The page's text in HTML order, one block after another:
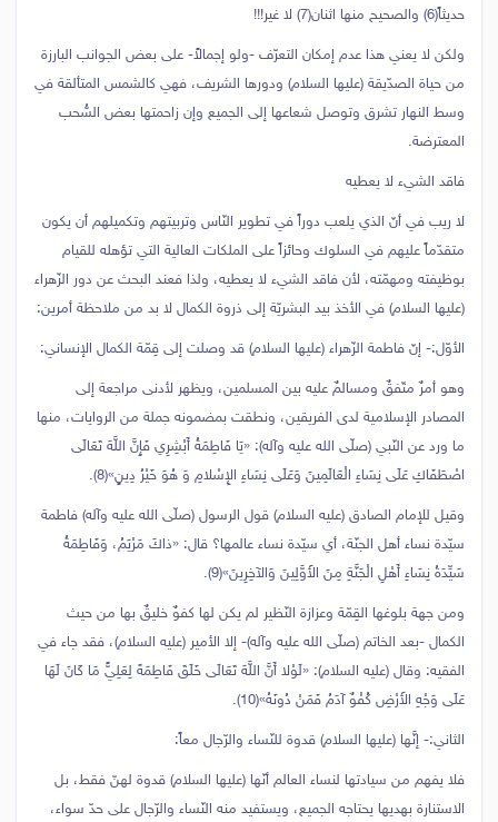
حديثاً(6) والصحيح منها اثنان(7) لا غير!!!
ولكن لا يعني هذا عدم إمكان التعرّف -ولو إجمالاً- على بعض الجوانب البارزة
من حياة الصدّيقة (عليها السلام) ودورها الشريف، فهي كالشمس المتألقة في
وسط النهار تشرق وتوصل شعاعها إلى الجميع وإن زاحمتها بعض السُّحب
المعترضة.
فاقد الشيء لا يعطيه
لا ريب في أنّ الذي يلعب دوراً في تطوير النّاس وتربيتهم وتكميلهم أن يكون
متقدّماً عليهم في السلوك وحائزاً على الملكات العالية التي تؤهله للقيام
بوظيفته ومهمّته، لأن فاقد الشيء لا يعطيه، ولذا فعند البحث عن دور الزّهراء
(عليها السلام) في الأخذ بيد البشريّة إلى ذروة الكمال لا بد من ملاحظة أمرين:
الأوّل:- إنّ فاطمة الزّهراء (عليها السلام) قد وصلت إلى قِمّة الكمال الإنساني:
وهو أمرٌ متّفقٌ ومسالمٌ عليه بين المسلمين، ويظهر لأدنى مراجعة إلى
المصادر الإسلامية لدى الفريقين، ونطقت بمضمونه جملة من الروايات، منها
ما ورد عن النّبي (صلّى الله عليه وآله): «يَا فَاطِمَةُ أَبْشِرِي فَإِنَّ اللَّهَ تَعَالَى
اصْطَفَاكِ عَلَى نِسَاءِ الْعَالَمِينَ وَعَلَى نِسَاءِ الإِسْلامِ وَ هُوَ خَيْرُ دِينٍ»(8).
وقيل للإمام الصادق (عليه السلام) قول الرسول (صلّى الله عليه وآله) فاطمة
سيّدة نساء أهل الجنّة، أي سيّدة نساء عالمها؟ قال: «ذاكَ مَرْيَمُ، وَفَاطِمَةُ
سَيِّدَةُ نِسَاءِ أَهْلِ الْجَنَّةِ مِنَ الأَوَّلِينَ وَالآخِرِينَ»(9).
ومن جهة بلوغها القِمّة وعزازة النّظير لم يكن لها كفوٌ خليقٌ بها من حيث
الكمال -بعد الخاتم (صلّى الله عليه وآله)- إلا الأمير (عليه السلام)، فقد جاء في
الفقيه: وقال (عليه السلام): «لَوْلا أَنَّ اللَّهَ تَعَالَى خَلَقَ فَاطِمَةَ لِعَلِيٍّ مَا كَانَ لَهَا
عَلَى وَجْهِ الأَرْضِ كُفْوٌ آدَمُ فَمَنْ دُونَهُ»(10).
الثاني:- إنَّها (عليها السلام) قدوة للنّساء والرّجال معاً:
فلا يفهم من سيادتها لنساء العالم أنّها (عليها السلام) قدوة لهنّ فقط، بل
الاستنارة بهديها يحتاجه الجميع، ويستفيد منه النّساء والرّجال على حدّ سواء،